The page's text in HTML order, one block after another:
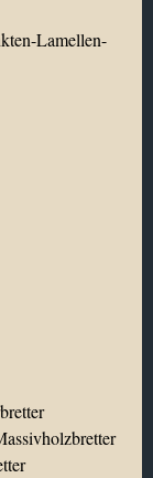
Lamellen-